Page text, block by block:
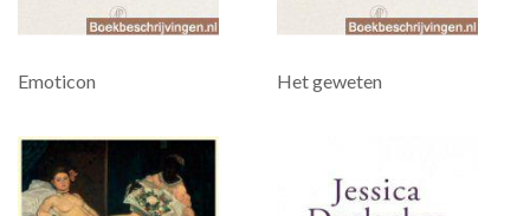
Emoticon Het geweten